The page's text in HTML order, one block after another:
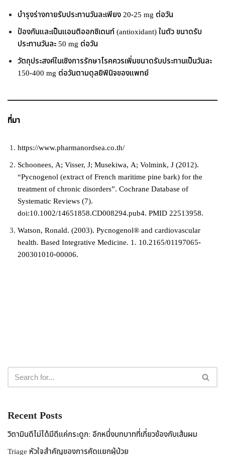
บำรุงร่างกายรับประทานวันละเพียง 20-25 mg ต่อวัน
ป้องกันและเป็นแอนติออกซิเดนท์ (antioxidant) ในตัว ขนาดรับ
ประทานวันละ 50 mg ต่อวัน
วัตถุประสงค์ในเชิงการรักษาโรคควรเพิ่มขนาดรับประทานเป็นวันละ
150-400 mg ต่อวันตามดุลยิพินิจของแพทย์
ที่มา
https://www.pharmanordsea.co.th/
Schoonees, A; Visser, J; Musekiwa, A; Volmink, J (2012).
“Pycnogenol (extract of French maritime pine bark) for the
treatment of chronic disorders”. Cochrane Database of
Systematic Reviews (7).
doi:10.1002/14651858.CD008294.pub4. PMID 22513958.
Watson, Ronald. (2003). Pycnogenol® and cardiovascular
health. Based Integrative Medicine. 1. 10.2165/01197065-
200301010-00006.
Recent Posts
วิตามินดีไม่ได้มีดีแค่กระดูก: อีกหนึ่งบทบาทที่เกี่ยวข้องกับเส้นผม
Triage หัวใจสำคัญของการคัดแยกผู้ป่วย